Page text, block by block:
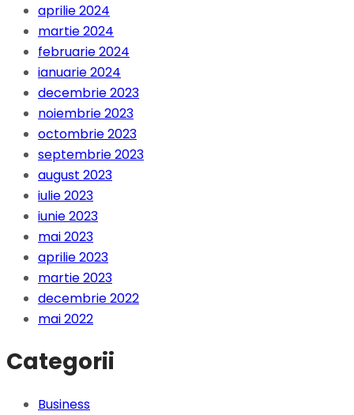
aprilie 2024
martie 2024
februarie 2024
ianuarie 2024
decembrie 2023
noiembrie 2023
octombrie 2023
septembrie 2023
august 2023
iulie 2023
iunie 2023
mai 2023
aprilie 2023
martie 2023
decembrie 2022
mai 2022
Categorii
Business